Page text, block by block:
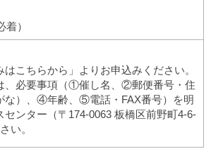
）
こちらから」よりお申込みください。
、必要事項（①催し名、②郵便番号・住
な）、④年齢、⑤電話・FAX番号）を明
センター（〒174-0063 板橋区前野町4-6-
い。